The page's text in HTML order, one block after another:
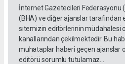
İnternet Gazetecileri Federasyonu
(BHA) ve diğer ajanslar tarafından
sitemizin editörlerinin müdahalesi
kanallarından çekilmektedir. Bu
muhataplar haberi geçen ajanslar
editörü sorumlu tutulamaz...